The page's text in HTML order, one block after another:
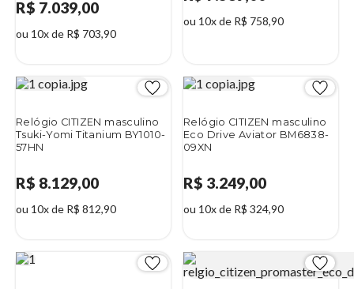
R$ 7.039,00
ou 10x de R$ 703,90
ou 10x de R$ 758,90
Relógio CITIZEN masculino
Tsuki-Yomi Titanium BY1010-
57HN
R$ 8.129,00
ou 10x de R$ 812,90
Relógio CITIZEN masculino
Eco Drive Aviator BM6838-
09XN
R$ 3.249,00
ou 10x de R$ 324,90